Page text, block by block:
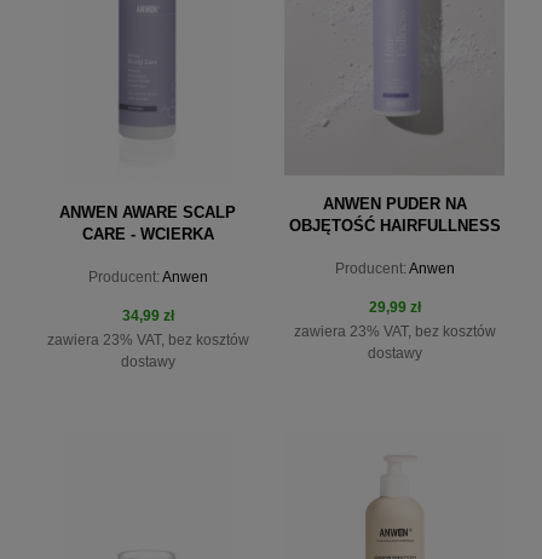
ANWEN AWARE SCALP
CARE - WCIERKA
100 ML
Producent: Anwen
34,99 zł
zawiera 23% VAT, bez kosztów
dostawy
ANWEN PUDER NA
OBJĘTOŚĆ HAIRFULLNESS
Producent: Anwen
29,99 zł
zawiera 23% VAT, bez kosztów
dostawy